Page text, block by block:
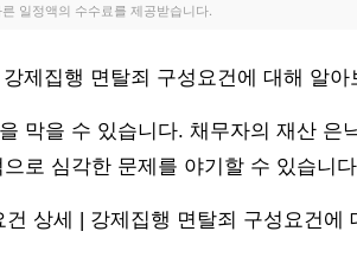
일정액의 수수료를 제공받습니다.
제집행 면탈죄 구성요건에 대해 알아
막을 수 있습니다. 채무자의 재산 은
로 심각한 문제를 야기할 수 있습니
상세 | 강제집행 면탈죄 구성요건에